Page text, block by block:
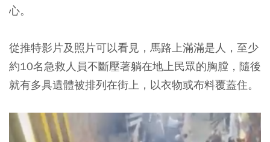
心。
從推特影片及照片可以看見，馬路上滿滿是人，至少
約10名急救人員不斷壓著躺在地上民眾的胸膛，隨後
就有多具遺體被排列在街上，以衣物或布料覆蓋住。